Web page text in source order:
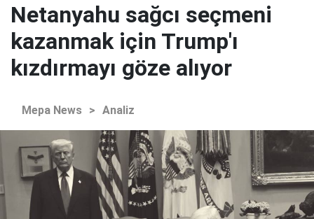
Netanyahu sağcı seçmeni
kazanmak için Trump'ı
kızdırmayı göze alıyor
Mepa News > Analiz